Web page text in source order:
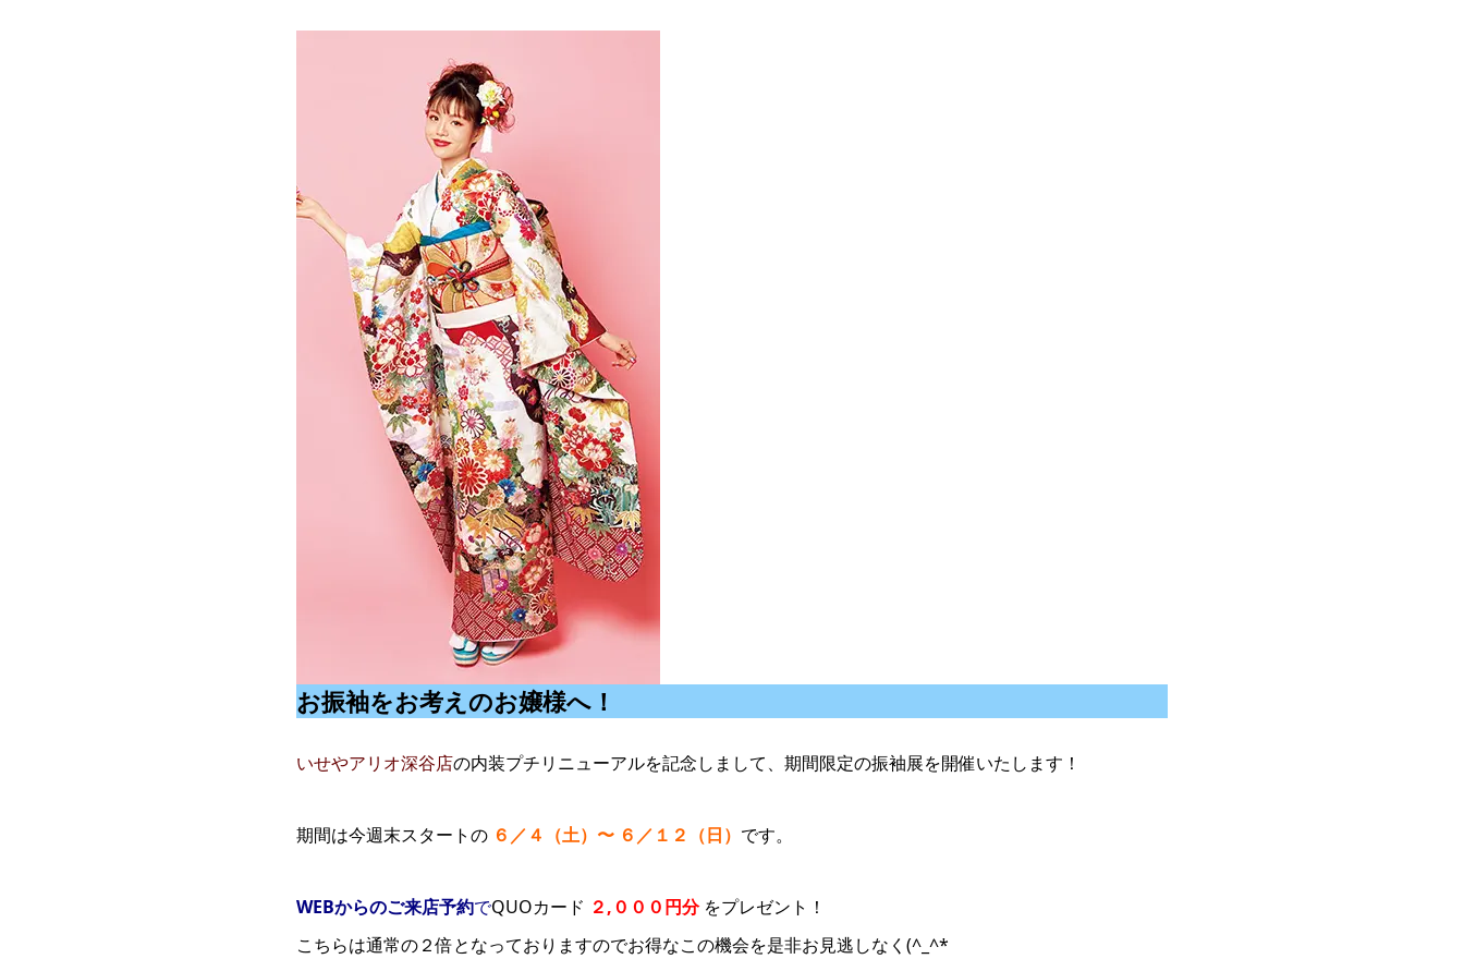
お振袖をお考えのお嬢様へ！
いせやアリオ深谷店の内装プチリニューアルを記念しまして、期間限定の振袖展を開催いたします！
期間は今週末スタートの ６／４（土）〜 ６／１２（日） です。
WEBからのご来店予約でQUOカード ２,０００円分をプレゼント！
こちらは通常の２倍となっておりますのでお得なこの機会を是非お見逃しなく(^_^*